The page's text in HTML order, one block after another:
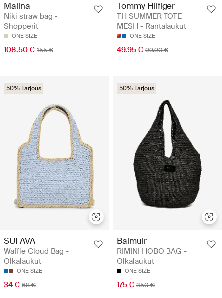
Malina
Niki straw bag -
Shopperit
ONE SIZE
108.50 € 155 €
Tommy Hilfiger
TH SUMMER TOTE
MESH - Rantalaukut
ONE SIZE
49.95 € 99.90 €
50% Tarjous
SUI AVA
Waffle Cloud Bag -
Olkalaukut
ONE SIZE
34 € 68 €
50% Tarjous
Balmuir
RIMINI HOBO BAG -
Olkalaukut
ONE SIZE
175 € 350 €